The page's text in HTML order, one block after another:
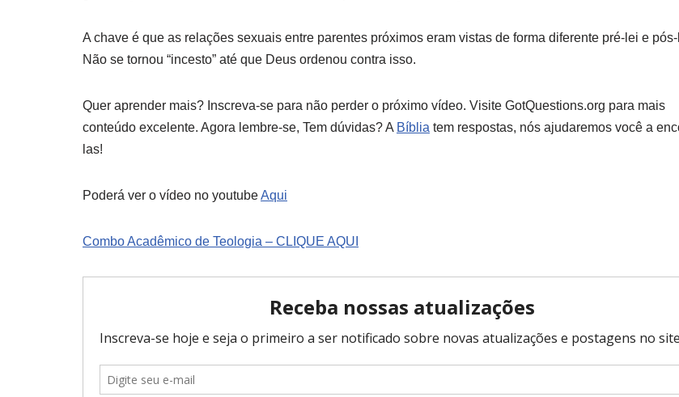
A chave é que as relações sexuais entre parentes próximos eram vistas de forma diferente pré-lei e
Não se tornou “incesto” até que Deus ordenou contra isso.
Quer aprender mais? Inscreva-se para não perder o próximo vídeo. Visite GotQuestions.org para mais
conteúdo excelente. Agora lembre-se, Tem dúvidas? A Bíblia tem respostas, nós ajudaremos você a
las!
Poderá ver o vídeo no youtubeAqui
Combo Acadêmico de Teologia – CLIQUE AQUI